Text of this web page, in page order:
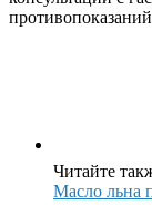
Читайте
Масло льна